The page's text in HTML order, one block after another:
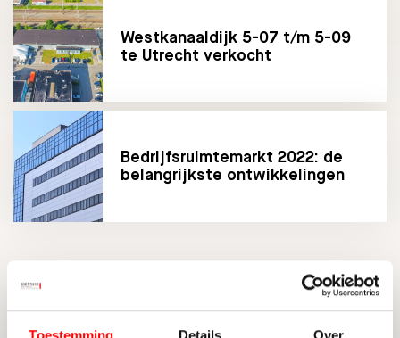
Toestemming Details Over
Westkanaaldijk 5-07 t/m 5-09
te Utrecht verkocht
Bedrijfsruimtemarkt 2022: de
belangrijkste ontwikkelingen
Op de hoogte blijven?